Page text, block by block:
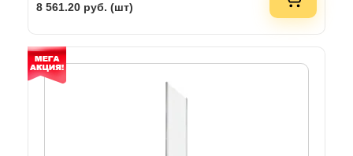
8 561.20 руб. (шт)